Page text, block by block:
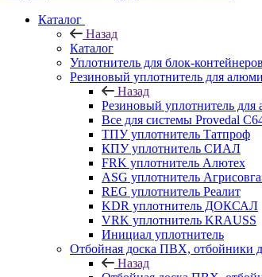
Каталог
Назад
Каталог
Уплотнитель для блок-
Резиновый уплотнитель для
Назад
Резиновый уплотнитель
Все для системы Provedal
ТПУ уплотнитель Татпроф
КПУ уплотнитель СИАЛ
FRK уплотнитель Алютех
ASG уплотнитель
REG уплотнитель Реалит
KDR уплотнитель ДОКСАЛ
VRK уплотнитель KRAUSS
Инициал уплотнитель
Отбойная доска ПВХ, отбойники
Назад